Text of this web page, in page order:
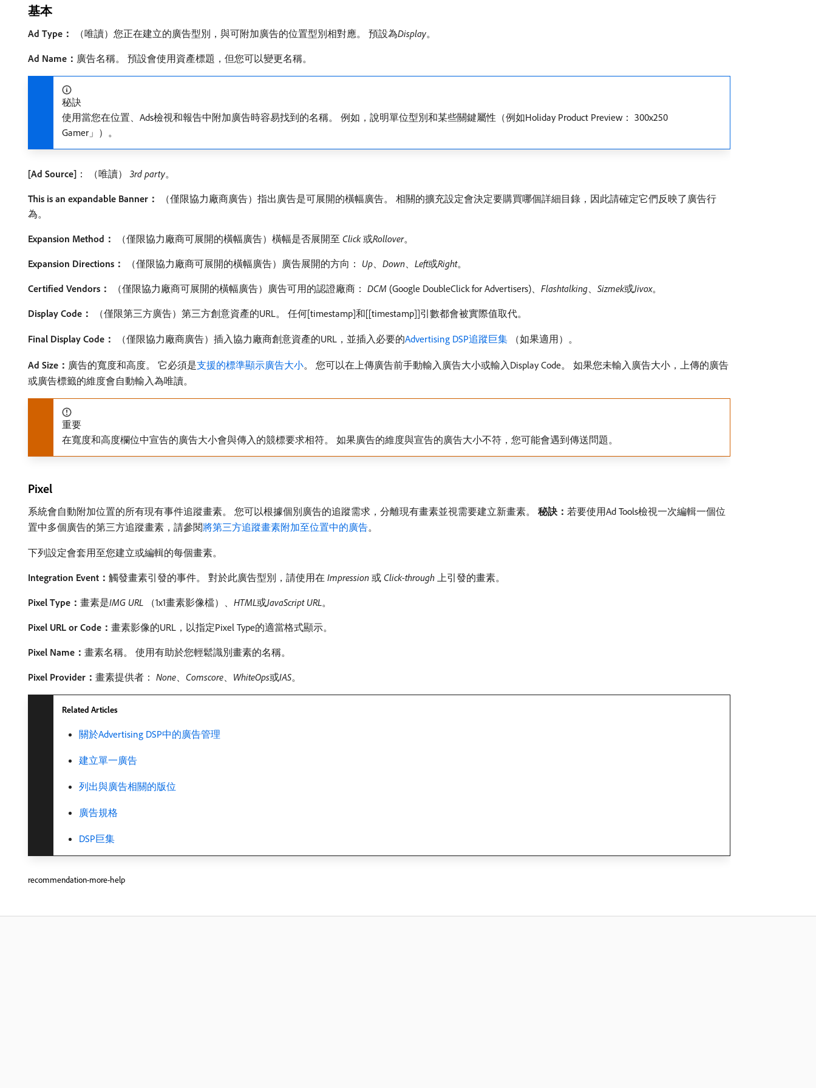
基本
Ad Type： （唯讀）您正在建立的廣告型別，與可附加廣告的位置型別相對應。 預設為​Display。
Ad Name： ​廣告名稱。 預設會使用資產標題，但您可以變更名稱。
秘訣
使用當您在位置、Ads檢視和報告中附加廣告時容易找到的名稱。 例如，說明單位型別和某些關鍵屬性（例如Holiday Product Preview： 300x250
Gamer」）。
[Ad Source] ： （唯讀）3rd party。
This is an expandable Banner：
（僅限協力廠商廣告）指出廣告是可展開的橫幅廣告。 相關的擴充設定會決定要購買哪個詳細目錄，因此請確定它們反映了廣告行
為。
Expansion Method： （僅限協力廠商可展開的橫幅廣告）橫幅是否展開至​ Click​或​Rollover。
Expansion Directions： （僅限協力廠商可展開的橫幅廣告）廣告展開的方向： Up、 Down、 Left​或​Right。
Certified Vendors： （僅限協力廠商可展開的橫幅廣告）廣告可用的認證廠商： DCM (Google DoubleClick for Advertisers)、 Flashtalking、 Sizmek​或​Jivox。
Display Code： （僅限第三方廣告）第三方創意資產的URL。 任何[timestamp]和[[timestamp]]引數都會被實際值取代。
Final Display Code： （僅限協力廠商廣告）插入協力廠商創意資產的URL，並插入必要的Advertising DSP追蹤巨集 （如果適用）。
Ad Size： ​廣告的寬度和高度。 它必須是支援的標準顯示廣告大小。 您可以在上傳廣告前手動輸入廣告大小或輸入Display Code。 如果您未輸入廣告大小，上傳的廣告
或廣告標籤的維度會自動輸入為唯讀。
重要
在寬度和高度欄位中宣告的廣告大小會與傳入的競標要求相符。 如果廣告的維度與宣告的廣告大小不符，您可能會遇到傳送問題。
Pixel
系統會自動附加位置的所有現有事件追蹤畫素。 您可以根據個別廣告的追蹤需求，分離現有畫素並視需要建立新畫素。 秘訣： ​若要使用Ad Tools檢視一次編輯一個位
置中多個廣告的第三方追蹤畫素，請參閱將第三方追蹤畫素附加至位置中的廣告。
下列設定會套用至您建立或編輯的每個畫素。
Integration Event： ​觸發畫素引發的事件。 對於此廣告型別，請使用在​ Impression ​或​ Click-through ​上引發的畫素。
Pixel Type： ​畫素是​IMG URL （1x1畫素影像檔）、 HTML​或​JavaScript URL。
Pixel URL or Code： ​畫素影像的URL，以指定Pixel Type的適當格式顯示。
Pixel Name： ​畫素名稱。 使用有助於您輕鬆識別畫素的名稱。
Pixel Provider： ​畫素提供者： None、 Comscore、 WhiteOps​或​IAS。
Related Articles
關於Advertising DSP中的廣告管理
建立單一廣告
列出與廣告相關的版位
廣告規格
DSP巨集
recommendation-more-help